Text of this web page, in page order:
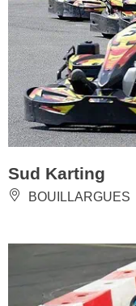
Sud Karting
BOUILLARGUES